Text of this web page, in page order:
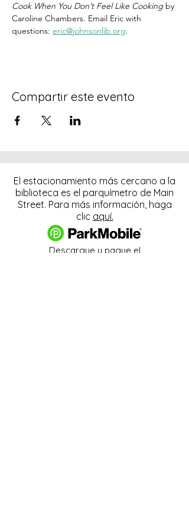
Cook When You Don’t Feel Like Cooking by
Caroline Chambers. Email Eric with
questions: eric@johnsonlib.org.
Compartir este evento
El estacionamiento más cercano a la
biblioteca es el parquímetro de Main
Street. Para más información, haga
clic aquí.
Descargue y pague el